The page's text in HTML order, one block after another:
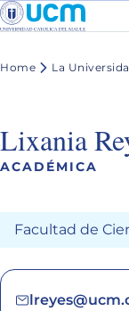
Home La
Lixania
ACADÉMICA
Facultad de